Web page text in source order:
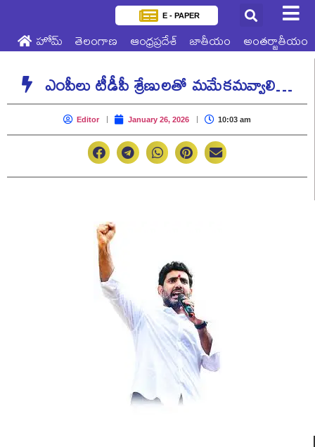
E - PAPER
హోమ్ తెలంగాణ ఆంధ్రప్రదేశ్ జాతీయం అంతర్జాతీయం
ఎంపీలు టీడీపీ శ్రేణులతో మమేకమవ్వాలి…
Editor January 26, 2026 10:03 am